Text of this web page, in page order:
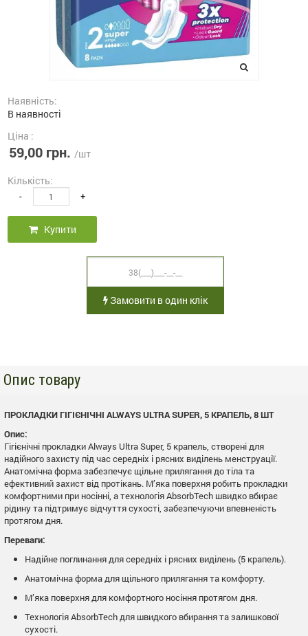
Наявність:
В наявності
Ціна :
59,00 грн. /шт
Кількість:
- +
Купити
Замовити в один клік
Опис товару
ПРОКЛАДКИ ГІГІЄНІЧНІ ALWAYS ULTRA SUPER, 5 КРАПЕЛЬ, 8 ШТ
Опис:
Гігієнічні прокладки Always Ultra Super, 5 крапель, створені для
надійного захисту під час середніх і рясних виділень менструації.
Анатомічна форма забезпечує щільне прилягання до тіла та
ефективний захист від протікань. М’яка поверхня робить прокладки
комфортними при носінні, а технологія AbsorbTech швидко вбирає
рідину та підтримує відчуття сухості, забезпечуючи впевненість
протягом дня.
Переваги:
Надійне поглинання для середніх і рясних виділень (5 крапель).
Анатомічна форма для щільного прилягання та комфорту.
М’яка поверхня для комфортного носіння протягом дня.
Технологія AbsorbTech для швидкого вбирання та залишкової
сухості.